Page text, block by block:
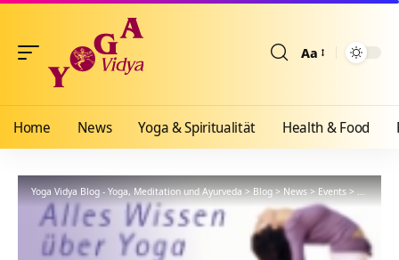
Aa
Home News Yoga & Spiritualität Health & Food
Yoga Vidya Blog - Yoga, Meditation und Ayurveda>Blog>News>Events>Yoga